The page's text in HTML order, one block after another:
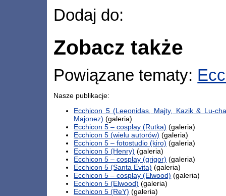
Dodaj do:
Zobacz także
Powiązane tematy:
Nasze publikacje:
Ecchicon 5 (Leeonidas, Majty, Kazik & Lu-
Majonez) (galeria)
Ecchicon 5 – cosplay (Rutka) (galeria)
Ecchicon 5 (wielu autorów) (galeria)
Ecchicon 5 – fotostudio (kiro) (galeria)
Ecchicon 5 (Henry) (galeria)
Ecchicon 5 – cosplay (grigor) (galeria)
Ecchicon 5 (Santa Evita) (galeria)
Ecchicon 5 – cosplay (Elwood) (galeria)
Ecchicon 5 (Elwood) (galeria)
Ecchicon 5 (ReY) (galeria)